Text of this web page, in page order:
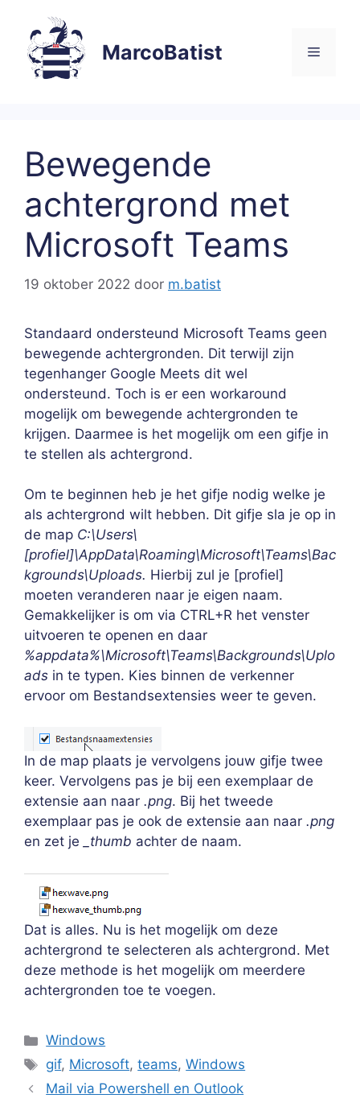
inhoud
MarcoBatist Menu
Bewegende
achtergrond met
Microsoft Teams
19 oktober 2022 door m.batist
Standaard ondersteund Microsoft Teams geen
bewegende achtergronden. Dit terwijl zijn
tegenhanger Google Meets dit wel
ondersteund. Toch is er een workaround
mogelijk om bewegende achtergronden te
krijgen. Daarmee is het mogelijk om een gifje in
te stellen als achtergrond.
Om te beginnen heb je het gifje nodig welke je
als achtergrond wilt hebben. Dit gifje sla je op in
de map C:\Users\
[profiel]\AppData\Roaming\Microsoft\Teams\Bac
kgrounds\Uploads. Hierbij zul je [profiel]
moeten veranderen naar je eigen naam.
Gemakkelijker is om via CTRL+R het venster
uitvoeren te openen en daar
%appdata%\Microsoft\Teams\Backgrounds\Uplo
ads in te typen. Kies binnen de verkenner
ervoor om Bestandsextensies weer te geven.
In de map plaats je vervolgens jouw gifje twee
keer. Vervolgens pas je bij een exemplaar de
extensie aan naar .png. Bij het tweede
exemplaar pas je ook de extensie aan naar .png
en zet je
_thumb achter de naam.
Dat is alles. Nu is het mogelijk om deze
achtergrond te selecteren als achtergrond. Met
deze methode is het mogelijk om meerdere
achtergronden toe te voegen.
Categorieën
Windows
Tags
gif, Microsoft,teams,Windows
Mail via Powershell en Outlook